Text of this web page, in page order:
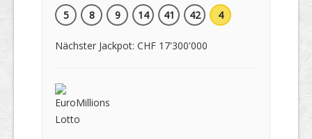
5
8 9 14 41 42 4
Nächster Jackpot: CHF 17'300'000